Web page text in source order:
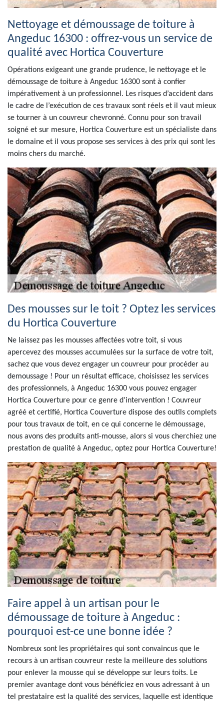
Nettoyage et démoussage de toiture à
Angeduc 16300 : offrez-vous un service de
qualité avec Hortica Couverture
Opérations exigeant une grande prudence, le nettoyage et le
démoussage de toiture à Angeduc 16300 sont à confier
impérativement à un professionnel. Les risques d’accident dans
le cadre de l’exécution de ces travaux sont réels et il vaut mieux
se tourner à un couvreur chevronné. Connu pour son travail
soigné et sur mesure, Hortica Couverture est un spécialiste dans
le domaine et il vous propose ses services à des prix qui sont les
moins chers du marché.
Des mousses sur le toit ? Optez les services
du Hortica Couverture
Ne laissez pas les mousses affectées votre toit, si vous
apercevez des mousses accumulées sur la surface de votre toit,
sachez que vous devez engager un couvreur pour procéder au
demoussage ! Pour un résultat efficace, choisissez les services
des professionnels, à Angeduc 16300 vous pouvez engager
Hortica Couverture pour ce genre d'intervention ! Couvreur
agréé et certifié, Hortica Couverture dispose des outils complets
pour tous travaux de toit, en ce qui concerne le démoussage,
nous avons des produits anti-mousse, alors si vous cherchiez une
prestation de qualité à Angeduc, optez pour Hortica Couverture!
Faire appel à un artisan pour le
démoussage de toiture à Angeduc :
pourquoi est-ce une bonne idée ?
Nombreux sont les propriétaires qui sont convaincus que le
recours à un artisan couvreur reste la meilleure des solutions
pour enlever la mousse qui se développe sur leurs toits. Le
premier avantage dont vous bénéficiez en vous adressant à un
tel prestataire est la qualité des services, laquelle est identique